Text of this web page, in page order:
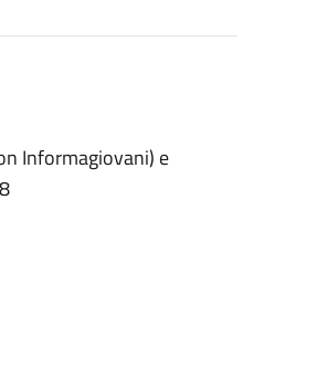
Informagiovani) e